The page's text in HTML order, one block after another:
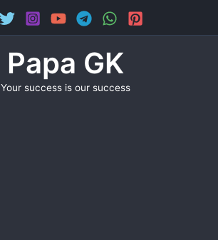
Papa GK
Your success is our success